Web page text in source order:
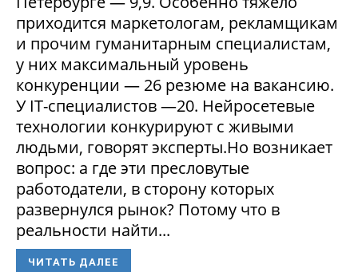
приходится маркетологам, рекламщикам
и прочим гуманитарным специалистам,
у них максимальный уровень
конкуренции — 26 резюме на вакансию.
У IT-специалистов —20. Нейросетевые
технологии конкурируют с живыми
людьми, говорят эксперты.Но возникает
вопрос: а где эти пресловутые
работодатели, в сторону которых
развернулся рынок? Потому что в
реальности найти...
ЧИТАТЬ ДАЛЕЕ